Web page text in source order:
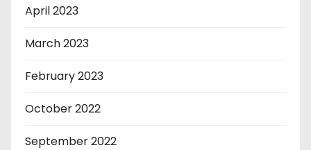
April 2023
March 2023
February 2023
October 2022
September 2022